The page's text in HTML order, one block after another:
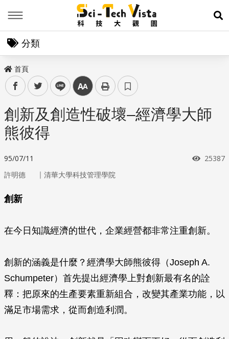
展
分類
首頁
facebooktwitter line 中
創新及創造性破壞–經濟學大師
熊彼得
95/07/11 瀏覽次
25387
許明德 ｜ 清華大學科技管理學院
創新
在今日知識經濟的世代，企業經營都非常注重創新。
創新的涵義是什麼？經濟學大師熊彼得（Joseph A.
Schumpeter）首先提出經濟學上對創新最有名的詮
釋：把原來的生產要素重新組合，改變其產業功能，以
滿足市場需求，從而創造利潤。